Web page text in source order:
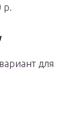
р.
для